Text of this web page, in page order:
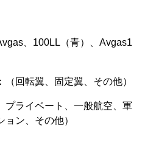
、100LL（青）、Avgas1
回転翼、固定翼、その他）
プライベート、一般航空、軍
ン、その他）